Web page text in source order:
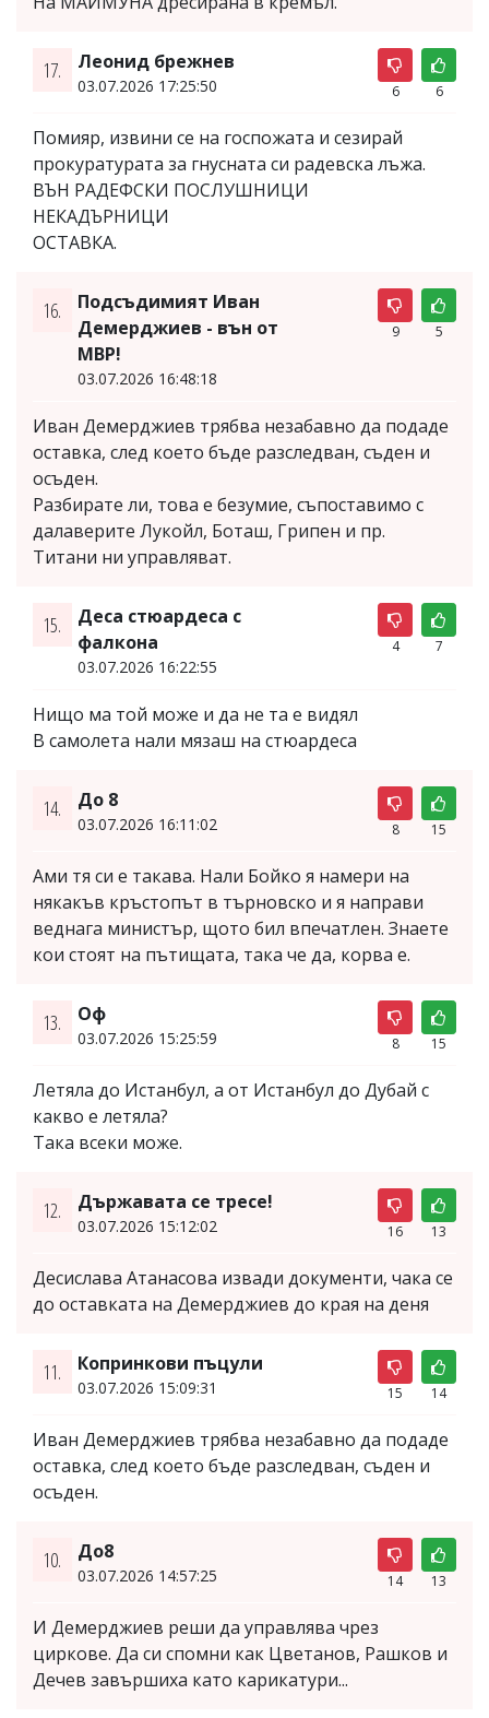
17. Леонид брежнев
03.07.2026 17:25:50 6 6
Помияр, извини се на госпожата и сезирай
прокуратурата за гнусната си радевска лъжа.
ВЪН РАДЕФСКИ ПОСЛУШНИЦИ
НЕКАДЪРНИЦИ
ОСТАВКА.
16.
Подсъдимият Иван
Демерджиев - вън от
МВР!
03.07.2026 16:48:18
9 5
Иван Демерджиев трябва незабавно да подаде
оставка, след което бъде разследван, съден и
осъден.
Разбирате ли, това е безумие, съпоставимо с
далаверите Лукойл, Боташ, Грипен и пр.
Титани ни управляват.
15.
Деса стюардеса с
фалкона
03.07.2026 16:22:55
4 7
Нищо ма той може и да не та е видял
В самолета нали мязаш на стюардеса
14. До 8
03.07.2026 16:11:02 8 15
Ами тя си е такава. Нали Бойко я намери на
някакъв кръстопът в търновско и я направи
веднага министър, щото бил впечатлен. Знаете
кои стоят на пътищата, така че да, корва е.
13. Оф
03.07.2026 15:25:59 8 15
Летяла до Истанбул, а от Истанбул до Дубай с
какво е летяла?
Така всеки може.
12. Държавата се тресе!
03.07.2026 15:12:02 16 13
Десислава Атанасова извади документи, чака се
до оставката на Демерджиев до края на деня
11. Копринкови пъцули
03.07.2026 15:09:31 15 14
Иван Демерджиев трябва незабавно да подаде
оставка, след което бъде разследван, съден и
осъден.
10. До8
03.07.2026 14:57:25 14 13
И Демерджиев реши да управлява чрез
циркове. Да си спомни как Цветанов, Рашков и
Дечев завършиха като карикатури...